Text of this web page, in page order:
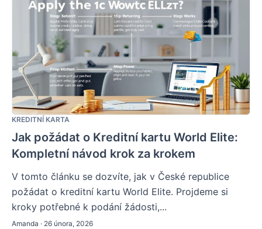
KREDITNÍ KARTA
Jak požádat o Kreditní kartu World Elite:
Kompletní návod krok za krokem
V tomto článku se dozvíte, jak v České republice
požádat o kreditní kartu World Elite. Projdeme si
kroky potřebné k podání žádosti,...
Amanda · 26 února, 2026